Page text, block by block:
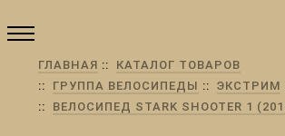
ГЛАВНАЯ
КАТАЛОГ ТОВАРОВ
ГРУППА ВЕЛОСИПЕДЫ
ЭКСТРИМ
ВЕЛОСИПЕД STARK SHOOTER 1